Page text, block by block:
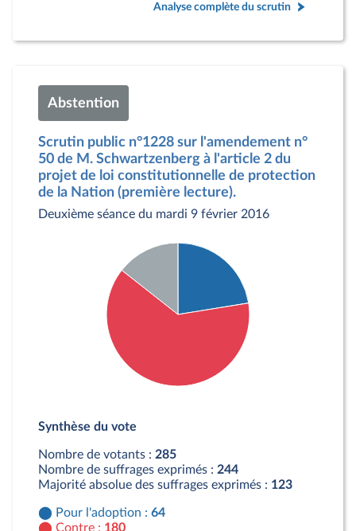
Analyse complète du scrutin
Abstention
Scrutin public n°1228 sur l'amendement n°
50 de M. Schwartzenberg à l'article 2 du
projet de loi constitutionnelle de protection
de la Nation (première lecture).
Deuxième séance du mardi 9 février 2016
Contre : 180 députés
Synthèse du vote
Nombre de votants : 285
Nombre de suffrages exprimés : 244
Majorité absolue des suffrages exprimés : 123
Pour l'adoption : 64
Contre : 180